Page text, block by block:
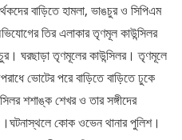
বাড়িতে হামলা, ভাঙচুর ও সিপিএম
তির এলাকার তৃণমূল কাউন্সিলর
ঘরছাড়া তৃণমূলের কাউন্সিলর। তৃণমূলে
ভোটের পরে বাড়িতে বাড়িতে ঢুকে
শশাঙ্ক শেখর ও তার সঙ্গীদের
কোক ওভেন থানার পুলিশ।